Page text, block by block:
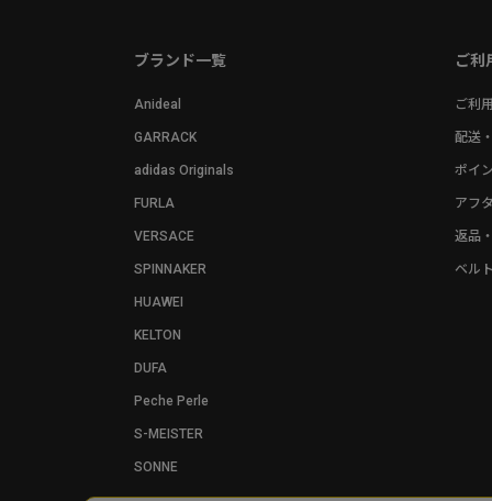
ブランド一覧
Anideal
GARRACK
adidas Originals
FURLA
VERSACE
SPINNAKER
HUAWEI
KELTON
DUFA
Peche Perle
S-MEISTER
SONNE
ご利
ご利
配送
ポイ
アフ
返品
ベル